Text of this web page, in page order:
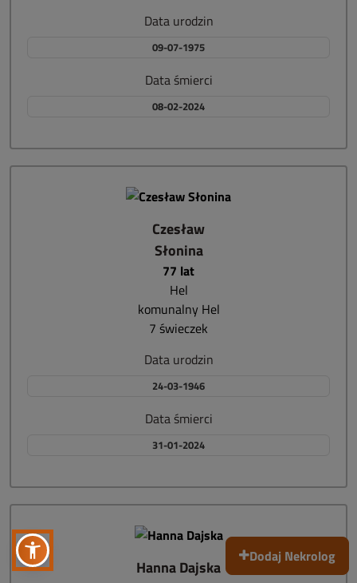
Data urodzin
09-07-1975
Data śmierci
08-02-2024
Czesław
Słonina
77 lat
Hel
komunalny Hel
7 świeczek
Data urodzin
24-03-1946
Data śmierci
31-01-2024
Hanna Dajska
Dodaj Nekrolog